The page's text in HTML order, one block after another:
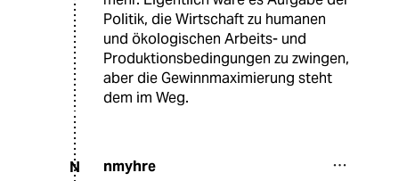
Politik, die Wirtschaft zu humanen
und ökologischen Arbeits- und
Produktionsbedingungen zu zwingen,
aber die Gewinnmaximierung steht
dem im Weg.
N nmyhre